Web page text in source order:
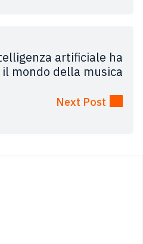
artificiale ha
mondo della musica
Next Post